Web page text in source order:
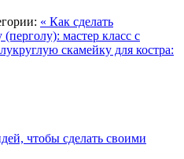
« Как сделать
мастер класс с
скамейку для костра:
чтобы сделать своими